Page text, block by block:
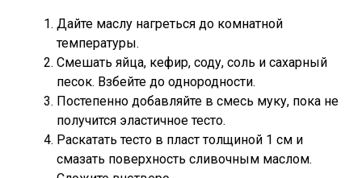
Дайте маслу нагреться до комнатной
температуры.
Смешать яйца, кефир, соду, соль и сахарный
песок. Взбейте до однородности.
Постепенно добавляйте в смесь муку, пока не
получится эластичное тесто.
Раскатать тесто в пласт толщиной 1 см и
смазать поверхность сливочным маслом.